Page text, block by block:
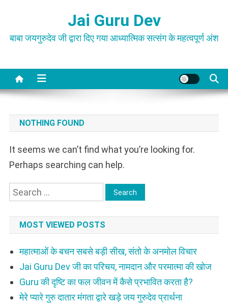
content
Jai Guru Dev
बाबा जयगुरुदेव जी द्वारा दिए गया आध्यात्मिक सत्संग के महत्वपूर्ण अंश
NOTHING FOUND
It seems we can’t find what you’re looking for.
Perhaps searching can help.
Search
MOST VIEWED POSTS
महात्माओं के बचन सबसे बड़ी सीख, संतो के अनमोल विचार
Jai Guru Dev जी का परिचय, नामदान और परमात्मा की खोज
Guru की दृष्टि का फल जीवन में कैसे प्रभावित करता है?
मेरे प्यारे गुरु दातार मंगता द्वारे खड़े जय गुरुदेव प्रार्थना